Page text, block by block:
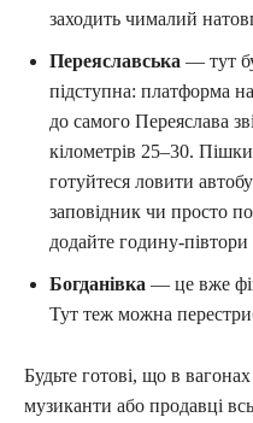
заходить чималий
Переяславська — тут
підступна: платформа
до самого Переяслава
кілометрів 25–30.
готуйтеся ловити
заповідник чи просто
додайте годину-
Богданівка — це вже
Тут теж можна
Будьте готові, що в
музиканти або продавці